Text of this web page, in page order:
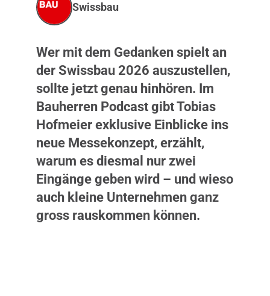
Swissbau
Wer mit dem Gedanken spielt an
der Swissbau 2026 auszustellen,
sollte jetzt genau hinhören. Im
Bauherren Podcast gibt Tobias
Hofmeier exklusive Einblicke ins
neue Messekonzept, erzählt,
warum es diesmal nur zwei
Eingänge geben wird – und wieso
auch kleine Unternehmen ganz
gross rauskommen können.